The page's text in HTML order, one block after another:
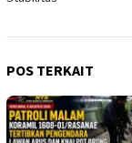
POS TERKAIT